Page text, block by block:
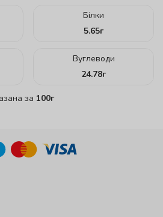
Білки
5.65г
Вуглеводи
24.78г
за 100г